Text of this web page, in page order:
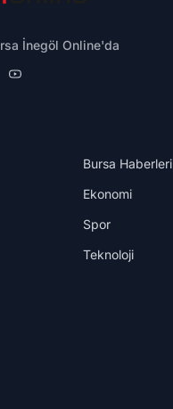
İnegöl Online'da
Bursa Haberleri
Ekonomi
Spor
Teknoloji